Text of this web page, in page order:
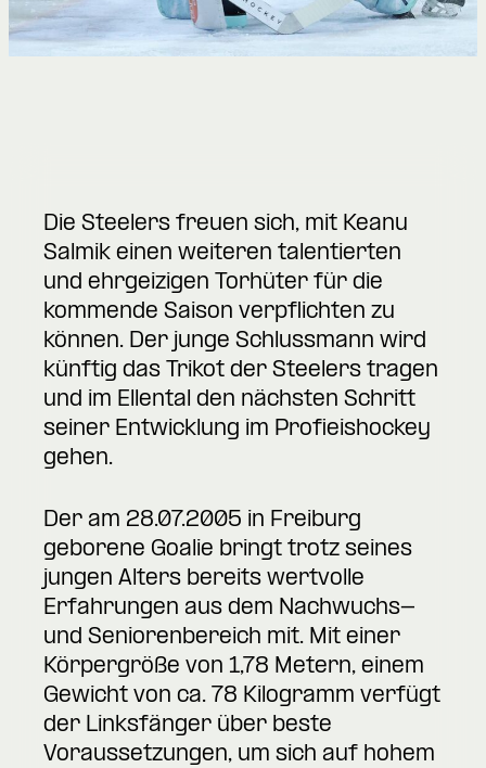
Die Steelers freuen sich, mit Keanu
Salmik einen weiteren talentierten
und ehrgeizigen Torhüter für die
kommende Saison verpflichten zu
können. Der junge Schlussmann wird
künftig das Trikot der Steelers tragen
und im Ellental den nächsten Schritt
seiner Entwicklung im Profieishockey
gehen.
Der am 28.07.2005 in Freiburg
geborene Goalie bringt trotz seines
jungen Alters bereits wertvolle
Erfahrungen aus dem Nachwuchs-
und Seniorenbereich mit. Mit einer
Körpergröße von 1,78 Metern, einem
Gewicht von ca. 78 Kilogramm verfügt
der Linksfänger über beste
Voraussetzungen, um sich auf hohem